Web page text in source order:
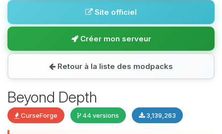
Site officiel
Créer mon serveur
Retour à la liste des modpacks
Beyond Depth
CurseForge 44 versions 3,139,263